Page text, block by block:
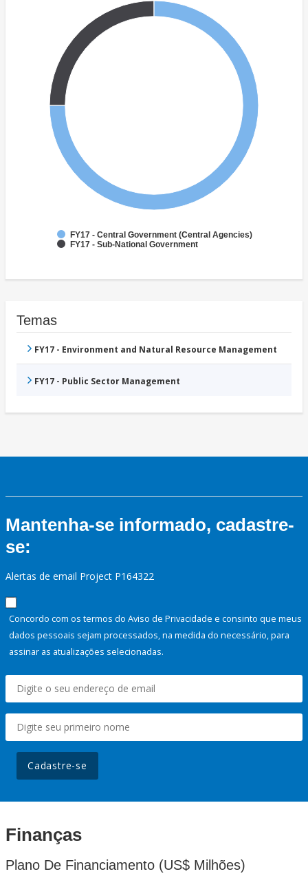
FY17 - Central Government (Central Agencies)
FY17 - Sub-National Government
Temas
FY17 - Environment and Natural Resource Management
FY17 - Public Sector Management
Mantenha-se informado, cadastre-
se:
Alertas de email Project P164322
Concordo com os termos do Aviso de Privacidade e consinto que meus
dados pessoais sejam processados, na medida do necessário, para
assinar as atualizações selecionadas.
Cadastre-se
Finanças
Plano De Financiamento (US$ Milhões)